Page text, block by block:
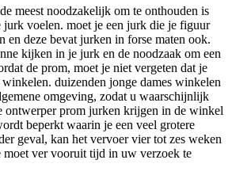
meest noodzakelijk om te onthouden is
jurk voelen. moet je een jurk die je figuur
en deze bevat jurken in forse maten ook.
kijken in je jurk en de noodzaak om een
de prom, moet je niet vergeten dat je
duizenden jonge dames winkelen
omgeving, zodat u waarschijnlijk
ontwerper prom jurken krijgen in de winkel
beperkt waarin je een veel grotere
geval, kan het vervoer vier tot zes weken
moet ver vooruit tijd in uw verzoek te